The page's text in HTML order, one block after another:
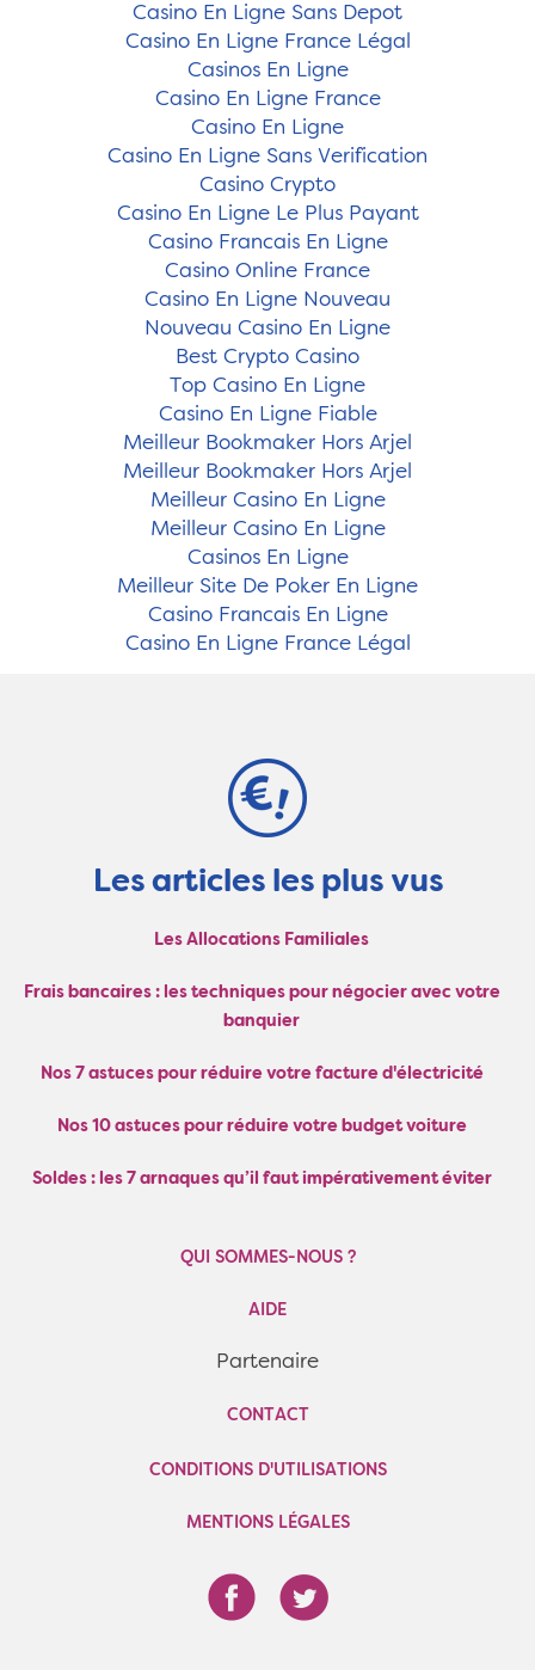
Casino En Ligne Sans Depot
Casino En Ligne France Légal
Casinos En Ligne
Casino En Ligne France
Casino En Ligne
Casino En Ligne Sans Verification
Casino Crypto
Casino En Ligne Le Plus Payant
Casino Francais En Ligne
Casino Online France
Casino En Ligne Nouveau
Nouveau Casino En Ligne
Best Crypto Casino
Top Casino En Ligne
Casino En Ligne Fiable
Meilleur Bookmaker Hors Arjel
Meilleur Bookmaker Hors Arjel
Meilleur Casino En Ligne
Meilleur Casino En Ligne
Casinos En Ligne
Meilleur Site De Poker En Ligne
Casino Francais En Ligne
Casino En Ligne France Légal
Les articles les plus vus
Les Allocations Familiales
Frais bancaires : les techniques pour négocier avec votre
banquier
Nos 7 astuces pour réduire votre facture d'électricité
Nos 10 astuces pour réduire votre budget voiture
Soldes : les 7 arnaques qu’il faut impérativement éviter
QUI SOMMES-NOUS ?
AIDE
Partenaire
CONTACT
CONDITIONS D'UTILISATIONS
MENTIONS LÉGALES